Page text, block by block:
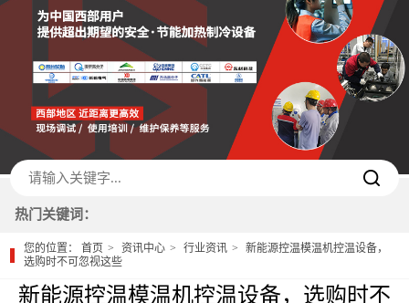
热门关键词：
您的位置：首页 资讯中心 行业资讯
新能源控温模温机控温设备，
选购时不可忽视这些
新能源控温模温机控温设备，选购时不